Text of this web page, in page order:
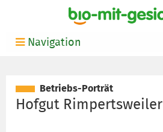
Navigation
Betriebs-Porträt
Hofgut Rimpertsweiler